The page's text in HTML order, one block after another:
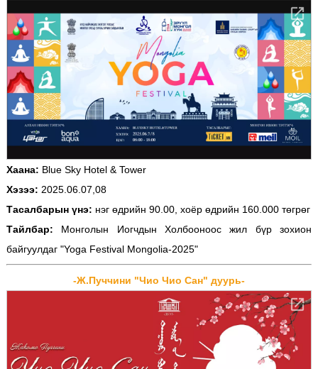
Хаана: Blue Sky Hotel & Tower
Хэзээ: 2025.06.07,08
Тасалбарын үнэ: нэг өдрийн 90.00, хоёр өдрийн 160.000 төгрөг
Тайлбар: Монголын Иогчдын Холбооноос жил бүр зохион
байгуулдаг "Yoga Festival Mongolia-2025"
-Ж.Пуччини "Чио Чио Сан" дуурь-